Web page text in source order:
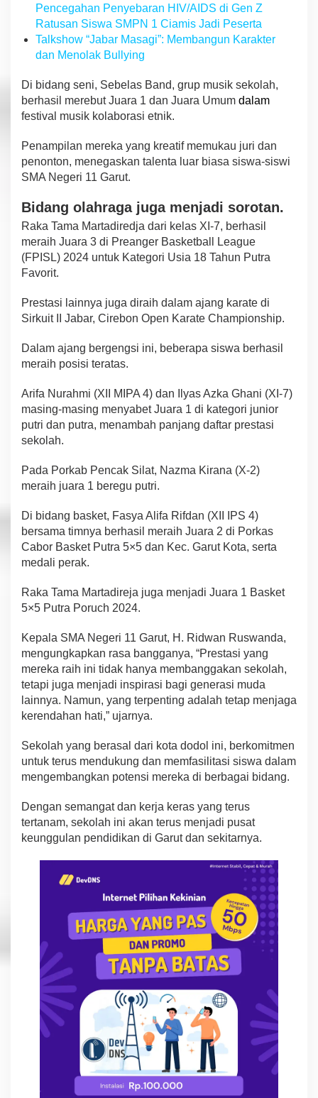
Pencegahan Penyebaran HIV/AIDS di Gen Z
Ratusan Siswa SMPN 1 Ciamis Jadi Peserta
Talkshow “Jabar Masagi”: Membangun Karakter
dan Menolak Bullying
Di bidang seni, Sebelas Band, grup musik sekolah,
berhasil merebut Juara 1 dan Juara Umum dalam
festival musik kolaborasi etnik.
Penampilan mereka yang kreatif memukau juri dan
penonton, menegaskan talenta luar biasa siswa-siswi
SMA Negeri 11 Garut.
Bidang olahraga juga menjadi sorotan.
Raka Tama Martadiredja dari kelas XI-7, berhasil
meraih Juara 3 di Preanger Basketball League
(FPISL) 2024 untuk Kategori Usia 18 Tahun Putra
Favorit.
Prestasi lainnya juga diraih dalam ajang karate di
Sirkuit II Jabar, Cirebon Open Karate Championship.
Dalam ajang bergengsi ini, beberapa siswa berhasil
meraih posisi teratas.
Arifa Nurahmi (XII MIPA 4) dan Ilyas Azka Ghani (XI-7)
masing-masing menyabet Juara 1 di kategori junior
putri dan putra, menambah panjang daftar prestasi
sekolah.
Pada Porkab Pencak Silat, Nazma Kirana (X-2)
meraih juara 1 beregu putri.
Di bidang basket, Fasya Alifa Rifdan (XII IPS 4)
bersama timnya berhasil meraih Juara 2 di Porkas
Cabor Basket Putra 5×5 dan Kec. Garut Kota, serta
medali perak.
Raka Tama Martadireja juga menjadi Juara 1 Basket
5×5 Putra Poruch 2024.
Kepala SMA Negeri 11 Garut, H. Ridwan Ruswanda,
mengungkapkan rasa bangganya, “Prestasi yang
mereka raih ini tidak hanya membanggakan sekolah,
tetapi juga menjadi inspirasi bagi generasi muda
lainnya. Namun, yang terpenting adalah tetap menjaga
kerendahan hati,” ujarnya.
Sekolah yang berasal dari kota dodol ini, berkomitmen
untuk terus mendukung dan memfasilitasi siswa dalam
mengembangkan potensi mereka di berbagai bidang.
Dengan semangat dan kerja keras yang terus
tertanam, sekolah ini akan terus menjadi pusat
keunggulan pendidikan di Garut dan sekitarnya.